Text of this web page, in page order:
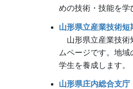
めの技術・技能を学
山形県立産業技術短
山形県立産業技術
ムページです。地域
学生を養成します。
山形県庄内総合支庁